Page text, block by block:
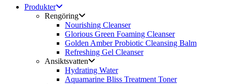
Produkter
Rengöring
Nourishing Cleanser
Glorious Green Foaming Cleanser
Golden Amber Probiotic Cleansing Balm
Refreshing Gel Cleanser
Ansiktsvatten
Hydrating Water
Aquamarine Bliss Treatment Toner